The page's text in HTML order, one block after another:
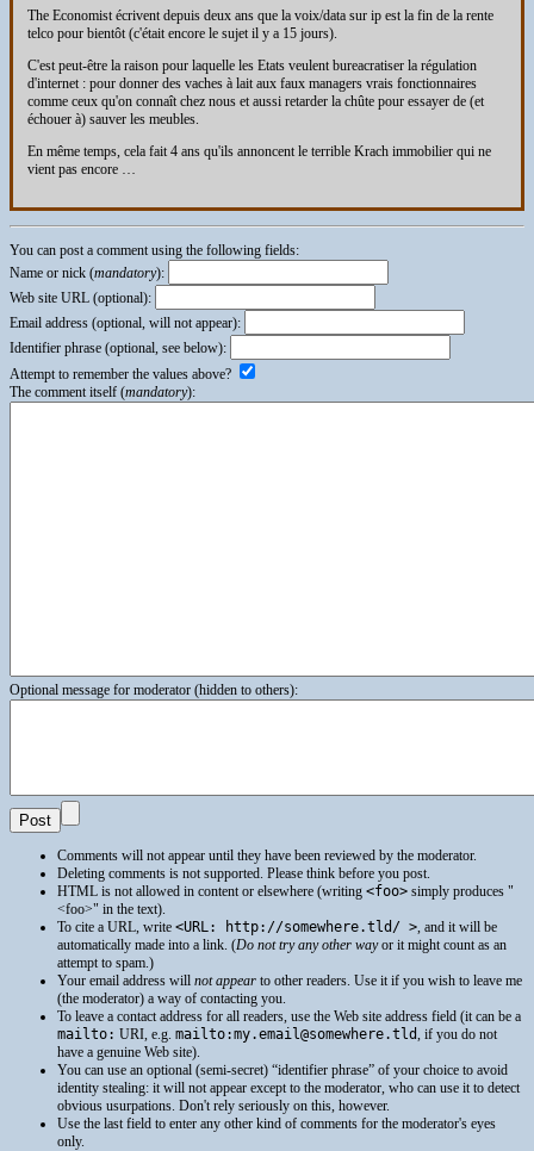
The Economist écrivent depuis deux ans que la voix/data sur ip est la fin de la rente
telco pour bientôt (c'était encore le sujet il y a 15 jours).
C'est peut-être la raison pour laquelle les Etats veulent bureacratiser la régulation
d'internet : pour donner des vaches à lait aux faux managers vrais fonctionnaires
comme ceux qu'on connaît chez nous et aussi retarder la chûte pour essayer de (et
échouer à) sauver les meubles.
En même temps, cela fait 4 ans qu'ils annoncent le terrible Krach immobilier qui ne
vient pas encore …
You can post a comment using the following fields:
Name or nick (mandatory):
Web site URL (optional):
Email address (optional, will not appear):
Identifier phrase (optional, see below):
Attempt to remember the values above?
The comment itself (mandatory):
Optional message for moderator (hidden to others):
Comments will not appear until they have been reviewed by the moderator.
Deleting comments is not supported. Please think before you post.
HTML is not allowed in content or elsewhere (writing <foo> simply produces
<foo>
in the text).
To cite a URL , write <URL: http://somewhere.tld/ > , and it will be
automatically made into a link. (Do not try any other wayor it might count as an
attempt to spam.)
Your email address will not appear to other readers. Use it if you wish to leave me
(the moderator) a way of contacting you.
To leave a contact address for all readers, use the Web site address field (it can be a
mailto: URI , e.g. mailto:my.email@somewhere.tld , if you do not
have a genuine Web site).
You can use an optional (semi-secret) “identifier phrase” of your choice to avoid
identity stealing: it will not appear except to the moderator, who can use it to detect
obvious usurpations. Don't rely seriously on this, however.
Use the last field to enter any other kind of comments for the moderator's eyes
only.